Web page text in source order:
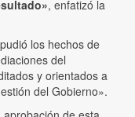
, enfatizó la
los hechos de
del
y orientados a
del Gobierno».